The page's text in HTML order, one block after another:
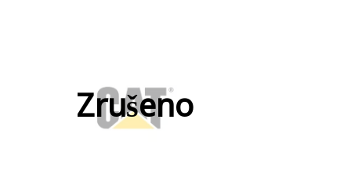
Zrušeno